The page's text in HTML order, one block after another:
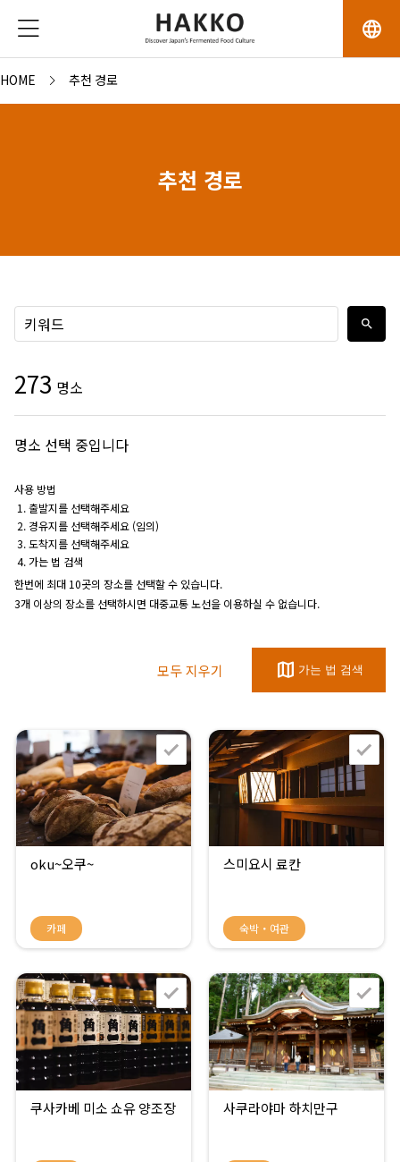
language
HOME 추천 경로
추천 경로
search
273 명소
명소 선택 중입니다
사용 방법
출발지를 선택해주세요
경유지를 선택해주세요 (임의)
도착지를 선택해주세요
가는 법 검색
한번에 최대 10곳의 장소를 선택할 수 있습니다.
3개 이상의 장소를 선택하시면 대중교통 노선을 이용하실 수 없습니다.
모두 지우기 map 가는 법 검색
oku~오쿠~
카페
스미요시 료칸
숙박・여관
쿠사카베 미소 쇼유 양조장 사쿠라야마 하치만구